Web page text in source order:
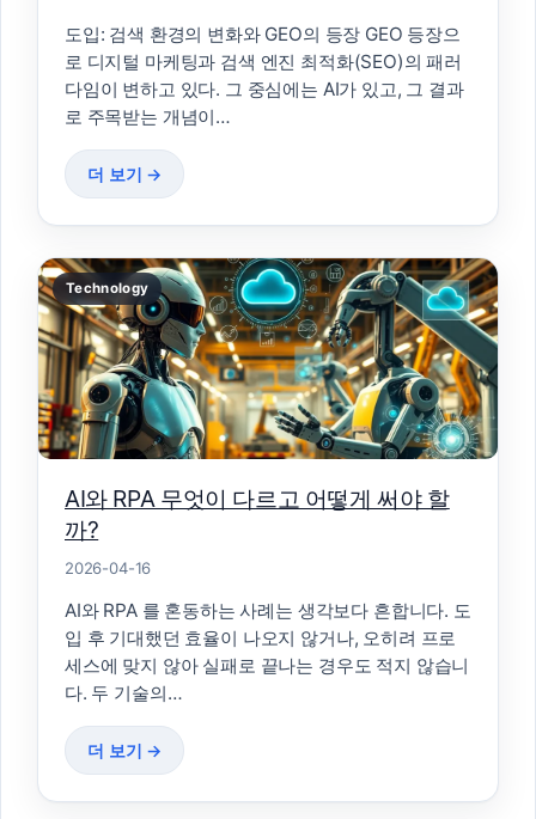
도입: 검색 환경의 변화와 GEO의 등장 GEO 등장으
로 디지털 마케팅과 검색 엔진 최적화(SEO)의 패러
다임이 변하고 있다. 그 중심에는 AI가 있고, 그 결과
로 주목받는 개념이…
더 보기 →
Technology
AI와 RPA 무엇이 다르고 어떻게 써야 할
까?
2026-04-16
AI와 RPA 를 혼동하는 사례는 생각보다 흔합니다. 도
입 후 기대했던 효율이 나오지 않거나, 오히려 프로
세스에 맞지 않아 실패로 끝나는 경우도 적지 않습니
다. 두 기술의…
더 보기 →